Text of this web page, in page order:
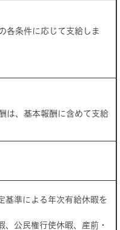
各条件に応じて支給しま
は、基本報酬に含めて支給
基準による年次有給休暇を
、公民権行使休暇、産前・